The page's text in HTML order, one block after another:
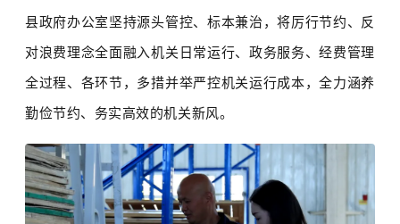
县政府办公室坚持源头管控、标本兼治，将厉行节约、反
对浪费理念全面融入机关日常运行、政务服务、经费管理
全过程、各环节，多措并举严控机关运行成本，全力涵养
勤俭节约、务实高效的机关新风。